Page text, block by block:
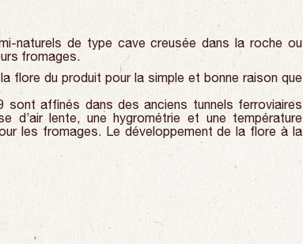
naturels de type cave creusée dans la roche ou
fromages.
flore du produit pour la simple et bonne raison que
sont affinés dans des anciens tunnels ferroviaires
d’air lente, une hygrométrie et une température
les fromages. Le développement de la flore à la